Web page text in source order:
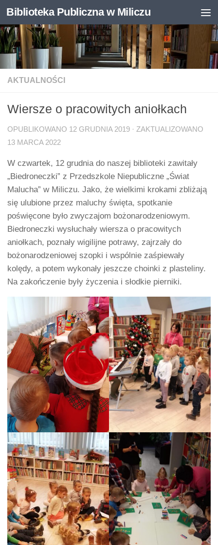
Otwórz pasek narzędzi
Skip to content
Biblioteka Publiczna w Miliczu
AKTUALNOŚCI
Wiersze o pracowitych aniołkach
OPUBLIKOWANO 12 GRUDNIA 2019 · ZAKTUALIZOWANO
13 MARCA 2022
W czwartek, 12 grudnia do naszej biblioteki zawitały
„Biedroneczki” z Przedszkole Niepubliczne „Świat
Malucha” w Miliczu. Jako, że wielkimi krokami zbliżają
się ulubione przez maluchy święta, spotkanie
poświęcone było zwyczajom bożonarodzeniowym.
Biedroneczki wysłuchały wiersza o pracowitych
aniołkach, poznały wigilijne potrawy, zajrzały do
bożonarodzeniowej szopki i wspólnie zaśpiewały
kolędy, a potem wykonały jeszcze choinki z plasteliny.
Na zakończenie były życzenia i słodkie pierniki.